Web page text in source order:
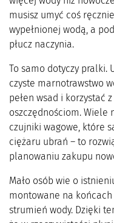
musisz umyć coś
wypełnionej wodą, a
płucz naczynia.
To samo dotyczy
czyste marnotrawstwo
pełen wsad i korzystać
oszczędnościom. Wiele
czujniki wagowe, które
ciężaru ubrań – to
planowaniu zakupu
Mało osób wie o
montowane na
strumień wody. Dzięki